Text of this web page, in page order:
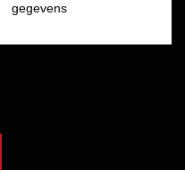
gegevens